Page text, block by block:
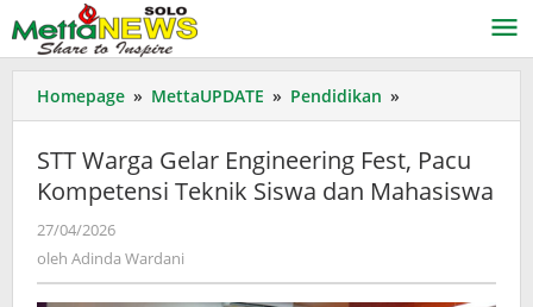
ke
konten
Homepage » MettaUPDATE » Pendidikan »
Warga
Engineering
Fest,
STT Warga Gelar Engineering Fest, Pacu
Kompetensi Teknik Siswa dan Mahasiswa
27/04/2026
Adinda
oleh Adinda Wardani